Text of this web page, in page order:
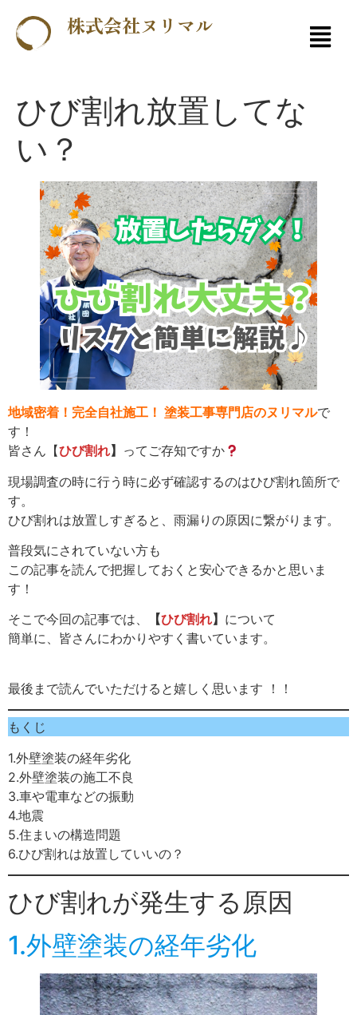
株式会社ヌリマル
ひび割れ放置してな
い？
地域密着！完全自社施工！ 塗装工事専門店のヌリマルで
す！
皆さん【ひび割れ】 ってご存知ですか
現場調査の時に行う時に必ず確認するのはひび割れ箇所で
す。
ひび割れは放置しすぎると、雨漏りの原因に繋がります。
普段気にされていない方も
この記事を読んで把握しておくと安心できるかと思いま
す！
そこで今回の記事では、
【ひび割れ】 について
簡単に、皆さんにわかりやすく書いています。
最後まで読んでいただけると嬉しく思います ！！
もくじ
1.外壁塗装の経年劣化
2.外壁塗装の施工不良
3.車や電車などの振動
4.地震
5.住まいの構造問題
6.ひび割れは放置していいの？
ひび割れが発生する原因
1.外壁塗装の経年劣化